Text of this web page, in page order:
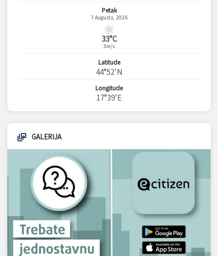
Petak
7 Augusta, 2026
33°C
3m/s
Latitude
44°52'N
Longitude
17°39'E
GALERIJA